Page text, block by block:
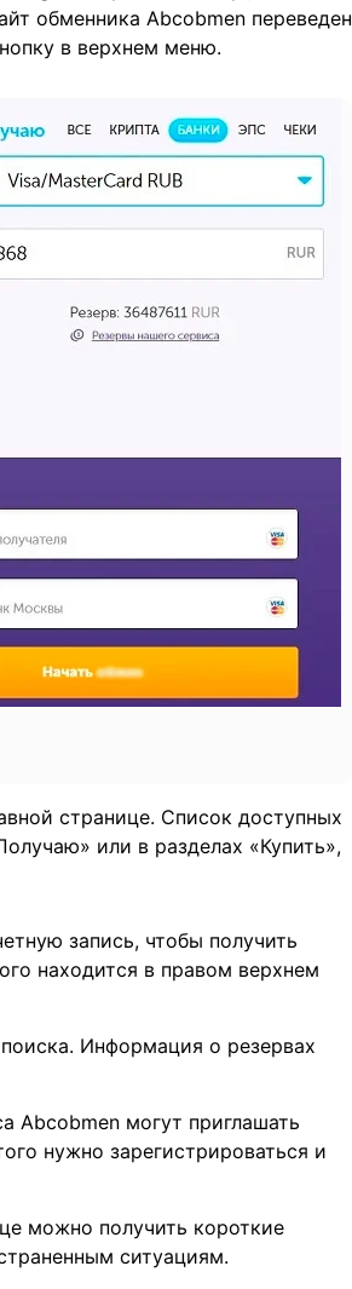
обменника Abcobmen переведен
в верхнем меню.
странице. Список доступных
или в разделах «Купить»,
запись, чтобы получить
находится в правом верхнем
Информация о резервах
Abcobmen могут приглашать
нужно зарегистрироваться и
можно получить короткие
ситуациям.